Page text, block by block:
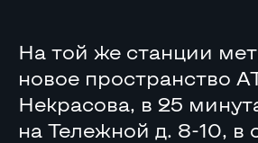
На той же станции
новое пространство
Некрасова, в 25
на Тележной д. 8-10, в